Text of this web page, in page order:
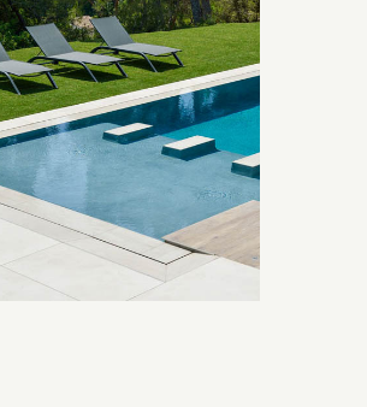
en béton contemporaines Jacques
sont uniques grâce au large choix de
et de revêtements et les nombreuses
miroir, couloir de nage, plage
immergée, débordement.